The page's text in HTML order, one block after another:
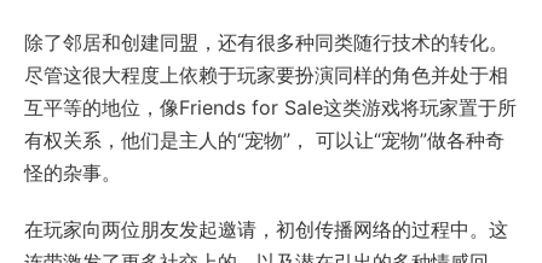
除了邻居和创建同盟，还有很多种同类随行技术的转化。
尽管这很大程度上依赖于玩家要扮演同样的角色并处于相
互平等的地位，像Friends for Sale这类游戏将玩家置于所
有权关系，他们是主人的“宠物”， 可以让“宠物”做各种奇
怪的杂事。
在玩家向两位朋友发起邀请，初创传播网络的过程中。这